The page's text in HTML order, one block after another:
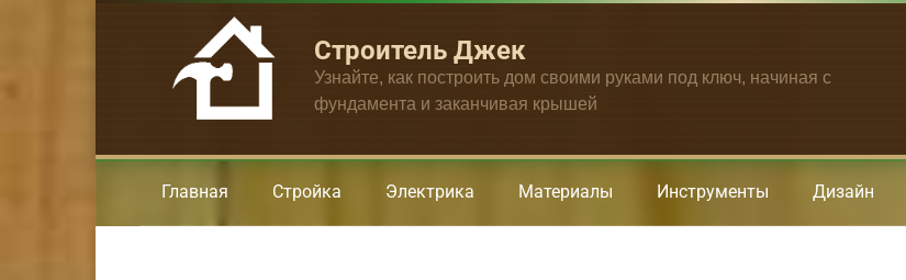
Строитель Джек
Узнайте, как построить дом своими руками под ключ, начиная с
фундамента и заканчивая крышей
Главная Стройка Электрика Материалы Инструменты Дизайн